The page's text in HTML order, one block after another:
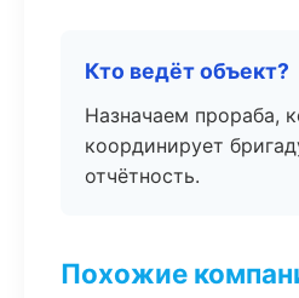
Кто ведёт объект?
Назначаем прораба,
координирует
отчётность.
Похожие